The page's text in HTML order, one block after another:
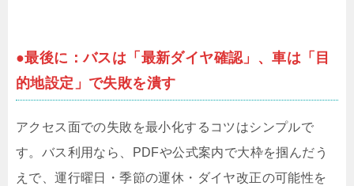
●最後に：バスは「最新ダイヤ確認」、車は「目
的地設定」で失敗を潰す
アクセス面での失敗を最小化するコツはシンプルで
す。バス利用なら、PDFや公式案内で大枠を掴んだう
えで、運行曜日・季節の運休・ダイヤ改正の可能性を